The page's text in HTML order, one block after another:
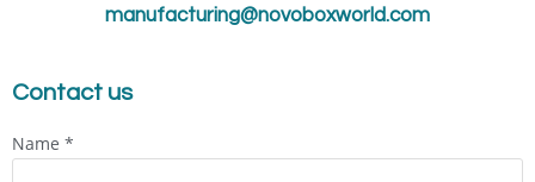
manufacturing@novoboxworld.com
Contact us
Name *